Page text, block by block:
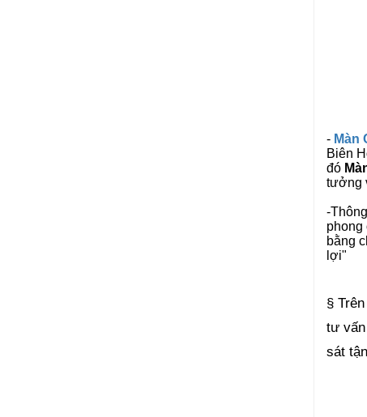
- Màn
Biên
đó
tưởng
-
phong
bằng
lợi"
§
tư
sát